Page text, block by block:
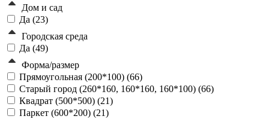
Дом и сад
Да (23)
Городская среда
Да (49)
Форма/размер
Прямоугольная (200*100) (66)
Старый город (260*160, 160*160, 160*100) (66)
Квадрат (500*500) (21)
Паркет (600*200) (21)